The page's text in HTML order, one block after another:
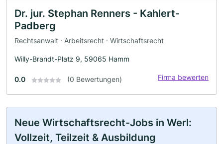
Dr. jur. Stephan Renners - Kahlert-
Padberg
Rechtsanwalt · Arbeitsrecht · Wirtschaftsrecht
Willy-Brandt-Platz 9, 59065 Hamm
0.0 (0 Bewertungen) Firma bewerten
Neue Wirtschaftsrecht-Jobs in Werl:
Vollzeit, Teilzeit & Ausbildung